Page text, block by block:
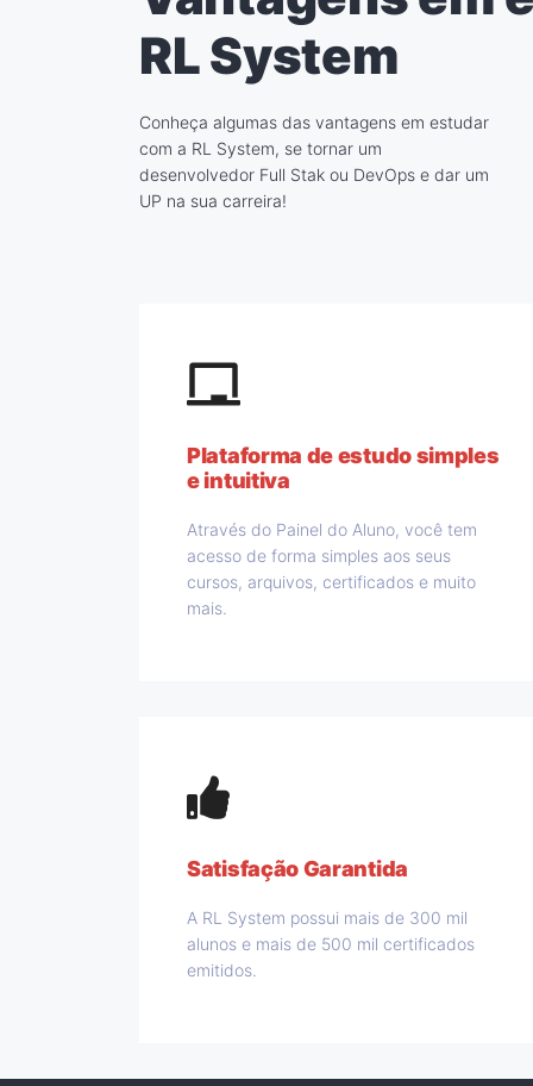
RL System
Conheça algumas das vantagens em estudar
com a RL System, se tornar um
desenvolvedor Full Stak ou DevOps e dar um
UP na sua carreira!
Plataforma de estudo simples
e intuitiva
Através do Painel do Aluno, você tem
acesso de forma simples aos seus
cursos, arquivos, certificados e muito
mais.
Satisfação Garantida
A RL System possui mais de 300 mil
alunos e mais de 500 mil certificados
emitidos.